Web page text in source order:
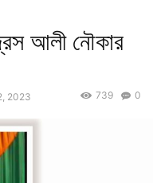
আলী নৌকার
2023 0
739